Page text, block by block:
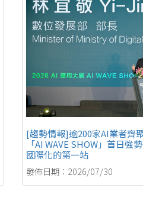
[趨勢情報]逾200家AI業者齊
「AI WAVE SHOW」首日強
國際化的第一站
發佈日期：2026/07/30